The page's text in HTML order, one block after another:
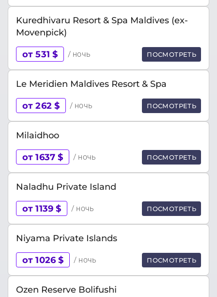
Kuredhivaru Resort & Spa Maldives (ex-
Movenpick)
от 531 $ / ночь ПОСМОТРЕТЬ
Le Meridien Maldives Resort & Spa
от 262 $ / ночь ПОСМОТРЕТЬ
Milaidhoo
от 1637 $ / ночь ПОСМОТРЕТЬ
Naladhu Private Island
от 1139 $ / ночь ПОСМОТРЕТЬ
Niyama Private Islands
от 1026 $ / ночь ПОСМОТРЕТЬ
Ozen Reserve Bolifushi